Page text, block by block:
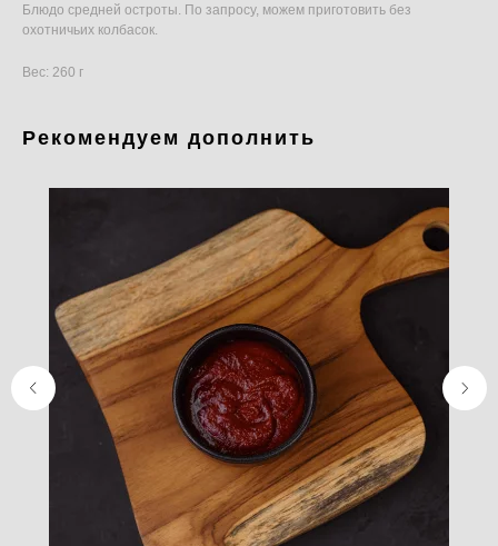
Блюдо средней остроты. По запросу, можем приготовить без
охотничьих колбасок.
Вес: 260 г
Рекомендуем дополнить